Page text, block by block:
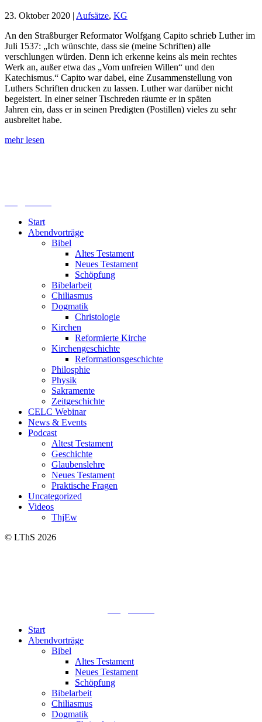
23. Oktober 2020 | Aufsätze, KG
An den Straßburger Reformator Wolfgang Capito schrieb Luther im
Juli 1537: „Ich wünschte, dass sie (meine Schriften) alle
verschlungen würden. Denn ich erkenne keins als mein rechtes
Werk an, außer etwa das „Vom unfreien Willen“ und den
Katechismus.“ Capito war dabei, eine Zusammenstellung von
Luthers Schriften drucken zu lassen. Luther war darüber nicht
begeistert. In einer seiner Tischreden räumte er in späten
Jahren ein, dass er in seinen Predigten (Postillen) vieles zu sehr
ausbreitet habe.
mehr lesen
Start
Abendvorträge
Bibel
Altes Testament
Neues Testament
Schöpfung
Bibelarbeit
Chiliasmus
Dogmatik
Christologie
Kirchen
Reformierte Kirche
Kirchengeschichte
Reformationsgeschichte
Philosphie
Physik
Sakramente
Zeitgeschichte
CELC Webinar
News & Events
Podcast
Altest Testament
Geschichte
Glaubenslehre
Neues Testament
Praktische Fragen
Uncategorized
Videos
ThjEw
© LThS 2026
Start
Abendvorträge
Bibel
Altes Testament
Neues Testament
Schöpfung
Bibelarbeit
Chiliasmus
Dogmatik